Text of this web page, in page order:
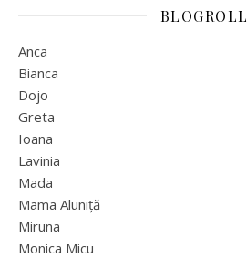
BLOGROLL
Anca
Bianca
Dojo
Greta
Ioana
Lavinia
Mada
Mama Aluniță
Miruna
Monica Micu